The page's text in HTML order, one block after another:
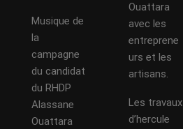
Musique de
la
campagne
du candidat
du RHDP
Alassane
Ouattara
Ouattara
avec les
entreprene
urs et les
artisans.
Les travaux
d’hercule